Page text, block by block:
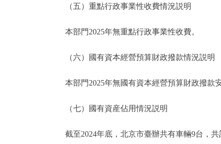
（五）重點行政事業性收費情況説明
本部門2025年無重點行政事業性收費。
（六）國有資本經營預算財政撥款情況説明
本部門2025年無國有資本經營預算財政撥款
（七）國有資産佔用情況説明
截至2024年底，北京市臺辦共有車輛9台，共